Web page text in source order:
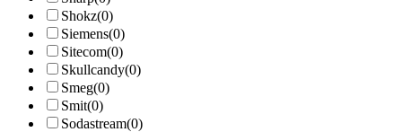
Shokz(0)
Siemens(0)
Sitecom(0)
Skullcandy(0)
Smeg(0)
Smit(0)
Sodastream(0)